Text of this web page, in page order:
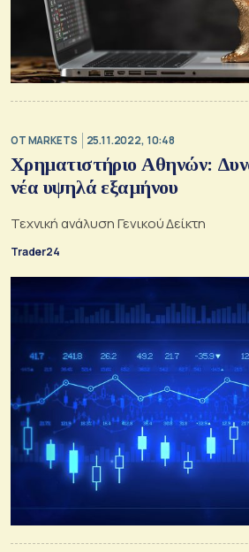
OT MARKETS 25.11.2022, 10:48
Χρηματιστήριο Αθηνών:
νέα υψηλά εξαμήνου
Τεχνική ανάλυση Γενικού Δείκτη
Trader24